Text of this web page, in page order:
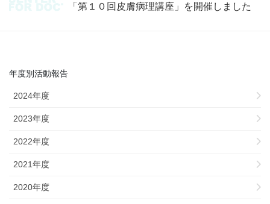
「第１０回皮膚病理講座」を開催しました
年度別活動報告
2024年度
2023年度
2022年度
2021年度
2020年度